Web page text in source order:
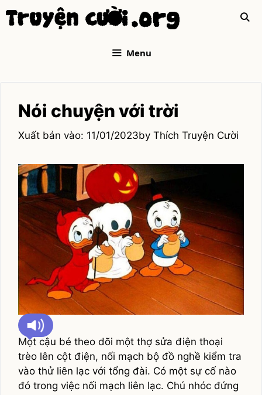
Menu
Nói chuyện với trời
11/01/2023by Thích Truyện Cười
Một cậu bé theo dõi một thợ sửa điện thoại
trèo lên cột điện, nối mạch bộ đồ nghề kiểm tra
vào thử liên lạc với tổng đài. Có một sự cố nào
đó trong việc nối mạch liên lạc. Chú nhóc đứng